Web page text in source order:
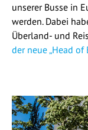
unserer Busse in
werden. Dabei
Überland- und
der neue „Head of